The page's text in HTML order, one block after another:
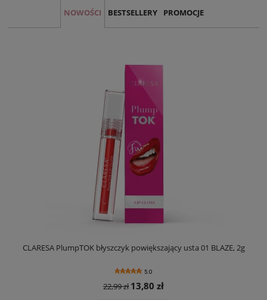
NOWOŚCI BESTSELLERY PROMOCJE
CLARESA PlumpTOK błyszczyk powiększający usta 01 BLAZE, 2g
5.0
22,99 zł 13,80 zł